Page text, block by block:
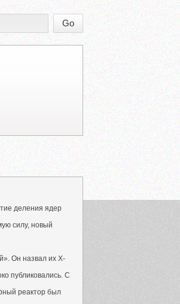
деления ядер
силу, новый
Он назвал их Х-
публиковались. С
реактор был